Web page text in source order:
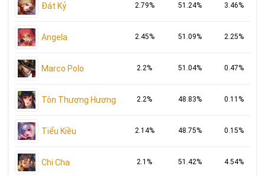
Đát Kỷ 2.79% 51.24% 3.46%
Angela 2.45% 51.09% 2.25%
Marco Polo 2.2% 51.04% 0.47%
Tôn Thượng Hương 2.2% 48.83% 0.11%
Tiểu Kiều 2.14% 48.75% 0.15%
Chi Cha 2.1% 51.42% 4.54%